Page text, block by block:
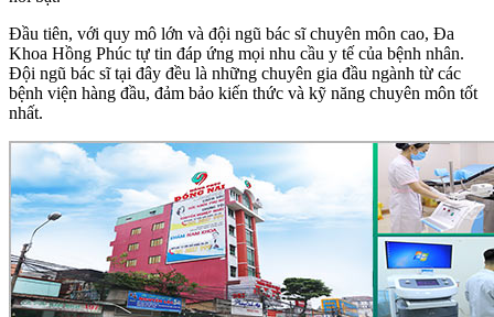
Đầu tiên, với quy mô lớn và đội ngũ bác sĩ chuyên môn cao, Đa
Khoa Hồng Phúc tự tin đáp ứng mọi nhu cầu y tế của bệnh nhân.
Đội ngũ bác sĩ tại đây đều là những chuyên gia đầu ngành từ các
bệnh viện hàng đầu, đảm bảo kiến thức và kỹ năng chuyên môn tốt
nhất.